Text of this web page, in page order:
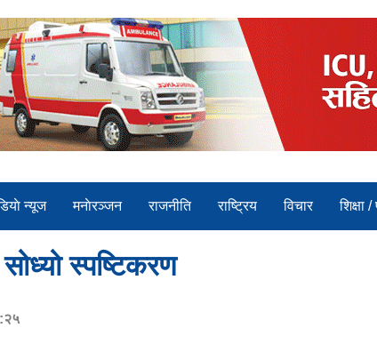
न्यूज मनाेरञ्जन राजनीति राष्ट्रिय विचार शिक्षा /
स्पष्टिकरण